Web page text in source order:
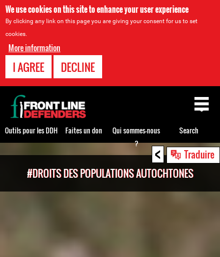
We use cookies on this site to enhance your user experience
By clicking any link on this page you are giving your consent for us to set
cookies.
More information
I AGREE DECLINE
< Traduire
#DROITS DES POPULATIONS AUTOCHTONES
Back
to
top
Outils pour les DDH Faites un don
Qui sommes-nous
?
Search